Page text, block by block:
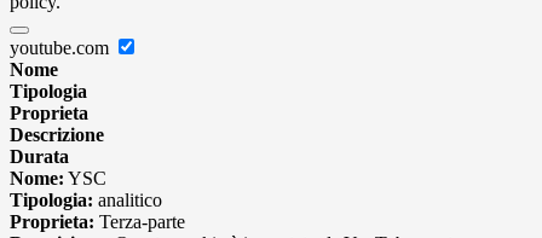
youtube.com
Nome
Tipologia
Proprieta
Descrizione
Durata
Nome: YSC
Tipologia: analitico
Proprieta: Terza-parte